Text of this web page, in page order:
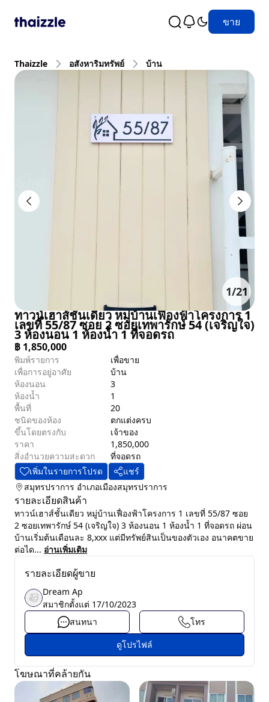
ขาย
Thaizzle อสังหาริมทรัพย์ บ้าน
1/21
ทาวน์เฮาส์ชั้นเดียว หมู่บ้านเฟื่องฟ้าโครงการ 1
เลขที่ 55/87 ซอย 2 ซอยเทพารักษ์ 54 (เจริญใจ)
3 ห้องนอน 1 ห้องน้ำ 1 ที่จอดรถ
฿ 1,850,000
พิมพ์รายการ
เพื่อขาย
เพื่อการอยู่อาศัย
บ้าน
ห้องนอน
3
ห้องน้ำ
1
พื้นที่
20
ชนิดของห้อง
ตกแต่งครบ
ขึ้นโดยตรงกับ
เจ้าของ
ราคา
1,850,000
สิ่งอำนวยความสะดวก
ที่จอดรถ
เพิ่มในรายการโปรด
แชร์
สมุทรปราการ อำเภอเมืองสมุทรปราการ
รายละเอียดสินค้า
ทาวน์เฮาส์ชั้นเดียว หมู่บ้านเฟื่องฟ้าโครงการ 1 เลขที่ 55/87 ซอย
2 ซอยเทพารักษ์ 54 (เจริญใจ) 3 ห้องนอน 1 ห้องน้ำ 1 ที่จอดรถ ผ่อน
บ้านเริ่มต้นเดือนละ 8,xxx แต่มีทรัพย์สินเป็นของตัวเอง อนาคตขาย
ต่อได... อ่านเพิ่มเติม
รายละเอียดผู้ขาย
Dream Ap
สมาชิกตั้งแต่ 17/10/2023
สนทนา
โทร
ดูโปรไฟล์
โฆษณาที่คล้ายกัน